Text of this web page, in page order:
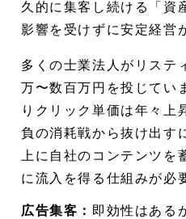
久的に集客し続ける「資
影響を受けずに安定経営
多くの士業法人がリステ
万〜数百万円を投じてい
りクリック単価は年々上
負の消耗戦から抜け出す
上に自社のコンテンツ
に流入を得る仕組みが必
広告集客： 即効性はある